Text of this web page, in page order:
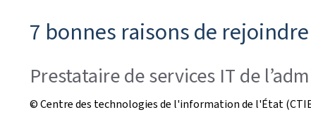
7 bonnes raisons de
Prestataire de services IT de
© Centre des technologies de l'information de l'État